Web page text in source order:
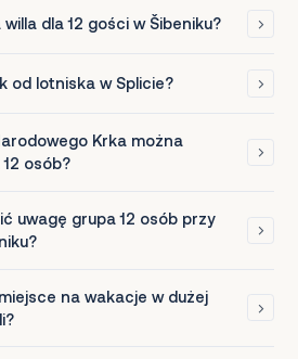
willa dla 12 gości w Šibeniku?
od lotniska w Splicie?
Krka można
osób?
uwagę grupa 12 osób przy
na wakacje w dużej